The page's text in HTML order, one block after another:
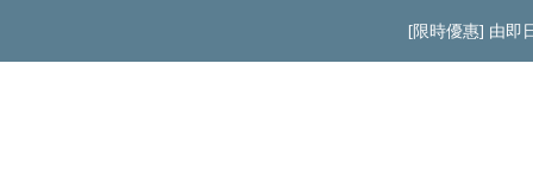
[限時優惠] 由即